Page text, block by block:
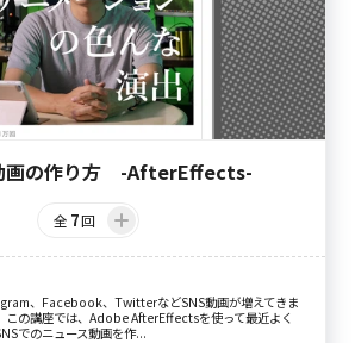
画の作り方 -AfterEffects-
全 7回
、Facebook、TwitterなどSNS動画が増えてきま
この講座では、Adobe AfterEffectsを使って最近よく
でのニュース動画を作...